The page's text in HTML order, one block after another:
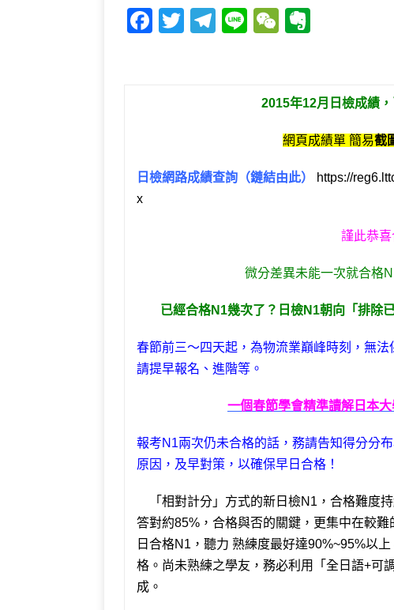
F
o
T T Li W
h r
o
te
2015年12月日檢成績
網頁成績單 簡易截
日檢網路成績查詢（鏈結由此）
https://
x
謹此恭喜
微分差異未能一次就合格
已經合格N1幾次了？日檢N1朝向「排除
春節前三～四天起，為物流業巔峰時刻，無
請提早報名、進階等。
一個春節學會精準讀解日本
報考N1兩次仍未合格的話，務請告知得分分
原因，及早對策，以確保早日合格！
「相對計分」方式的新日檢N1，合格難度
答對約85%，合格與否的關鍵，更集中在較
日合格N1，聽力 熟練度最好達90%~95%以
格。尚未熟練之學友，務必利用「全日語+可
成。